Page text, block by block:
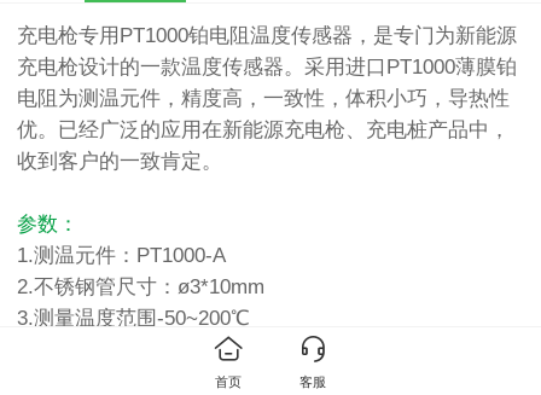
充电枪专用PT1000铂电阻温度传感器，是专门为新能源
充电枪设计的一款温度传感器。采用进口PT1000薄膜铂
电阻为测温元件，精度高，一致性，体积小巧，导热性
优。已经广泛的应用在新能源充电枪、充电桩产品中，
收到客户的一致肯定。
参数：
1.测温元件：PT1000-A
2.不锈钢管尺寸：ø3*10mm
3.测量温度范围-50~200℃
4.铁氟龙高温导线，线长100mm
首页 客服